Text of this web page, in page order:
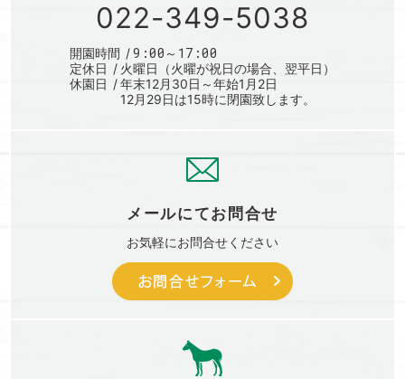
022-349-5038
開園時間 9:00～17:00
定休日
火曜日（火曜が祝日の場合、翌平日）
休園日
年末12月30日～年始1月2日
12月29日は15時に閉園致します。
メールにてお問合せ
お気軽にお問合せください